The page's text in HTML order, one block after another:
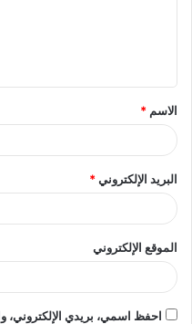
ق
*
الاسم *
البريد الإلكتروني*
الموقع الإلكتروني
احفظ اسمي، بريدي الإلكتروني،